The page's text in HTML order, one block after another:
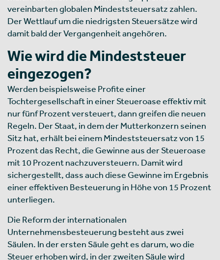
vereinbarten globalen Mindeststeuersatz zahlen.
Der Wettlauf um die niedrigsten Steuersätze wird
damit bald der Vergangenheit angehören.
Wie wird die Mindeststeuer
eingezogen?
Werden beispielsweise Profite einer
Tochtergesellschaft in einer Steueroase effektiv mit
nur fünf Prozent versteuert, dann greifen die neuen
Regeln. Der Staat, in dem der Mutterkonzern seinen
Sitz hat, erhält bei einem Mindeststeuersatz von 15
Prozent das Recht, die Gewinne aus der Steueroase
mit 10 Prozent nachzuversteuern. Damit wird
sichergestellt, dass auch diese Gewinne im Ergebnis
einer effektiven Besteuerung in Höhe von 15 Prozent
unterliegen.
Die Reform der internationalen
Unternehmensbesteuerung besteht aus zwei
Säulen. In der ersten Säule geht es darum, wo die
Steuer erhoben wird, in der zweiten Säule wird